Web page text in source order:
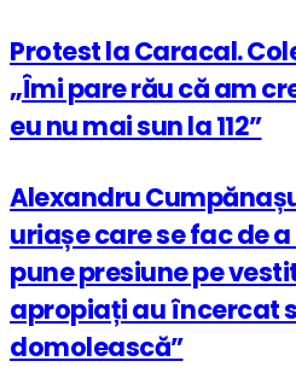
Protest la Caracal.
„Îmi pare rău că am
eu nu mai sun la 112”
Alexandru
uriașe care se fac de
pune presiune pe
apropiați au încercat
domolească”